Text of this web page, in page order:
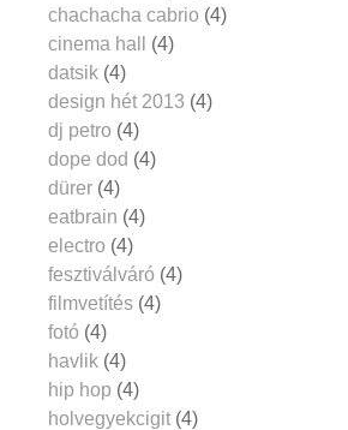
chachacha cabrio (4)
cinema hall
(4)
datsik (4)
design hét 2013 (4)
dj petro (4)
dope dod (4)
dürer (4)
eatbrain (4)
electro (4)
fesztiválváró (4)
filmvetítés (4)
fotó (4)
havlik (4)
hip hop (4)
holvegyekcigit (4)